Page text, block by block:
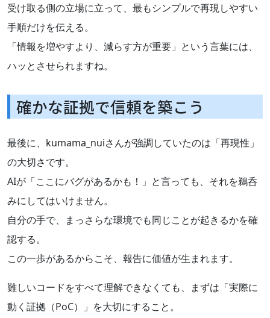
受け取る側の立場に立って、最もシンプルで再現しやすい
手順だけを伝える。
「情報を増やすより、減らす方が重要」という言葉には、
ハッとさせられますね。
確かな証拠で信頼を築こう
最後に、kumama_nuiさんが強調していたのは「再現性」
の大切さです。
AIが「ここにバグがあるかも！」と言っても、それを鵜呑
みにしてはいけません。
自分の手で、まっさらな環境でも同じことが起きるかを確
認する。
この一歩があるからこそ、報告に価値が生まれます。
難しいコードをすべて理解できなくても、まずは「実際に
動く証拠（PoC）」を大切にすること。